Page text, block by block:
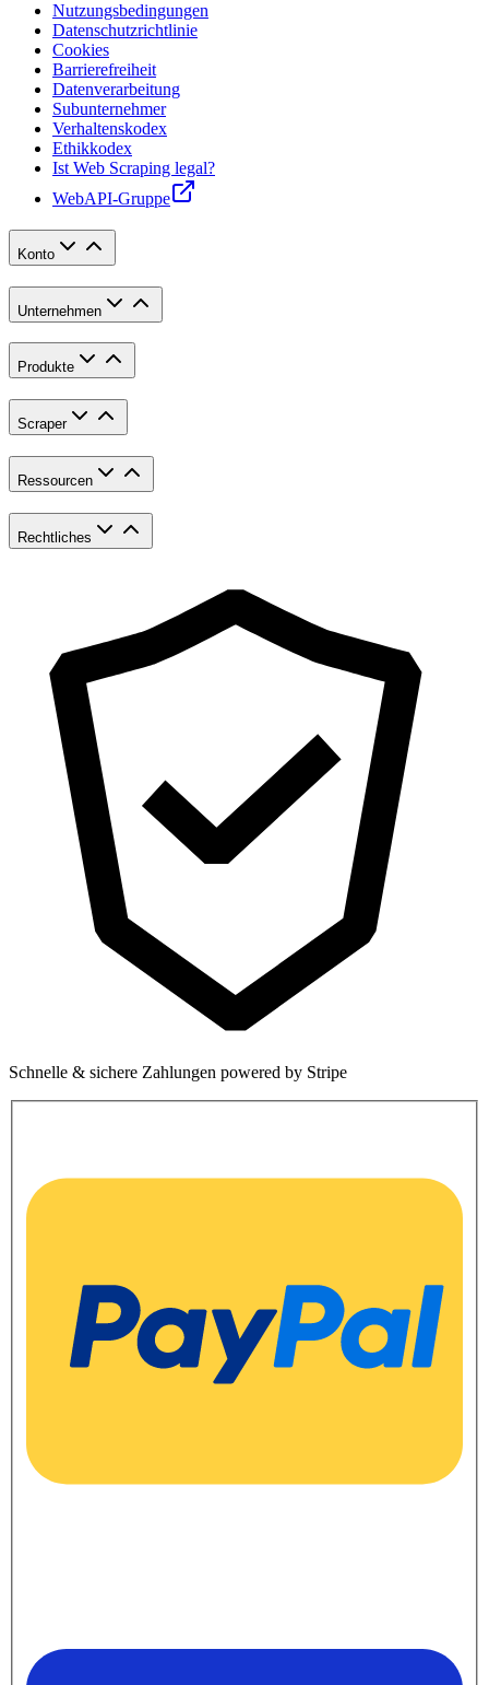
Nutzungsbedingungen
Datenschutzrichtlinie
Cookies
Barrierefreiheit
Datenverarbeitung
Subunternehmer
Verhaltenskodex
Ethikkodex
Ist Web Scraping legal?
WebAPI-Gruppe
Konto
Unternehmen
Produkte
Scraper
Ressourcen
Rechtliches
Schnelle & sichere Zahlungen powered by Stripe